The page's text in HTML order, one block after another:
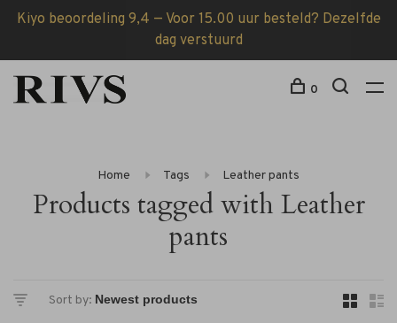
Kiyo beoordeling 9,4 — Voor 15.00 uur besteld? Dezelfde
dag verstuurd
0
Home Tags Leather pants
Products tagged with Leather
pants
Sort by: